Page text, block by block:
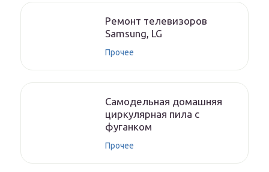
Ремонт телевизоров
Samsung, LG
Прочее
Самодельная домашняя
циркулярная пила с
фуганком
Прочее